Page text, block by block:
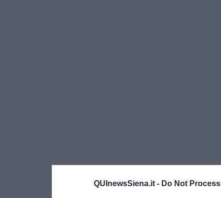
QUInewsSiena.it - Do Not